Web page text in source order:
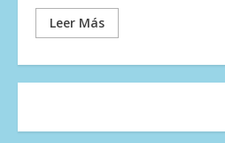
Leer Más